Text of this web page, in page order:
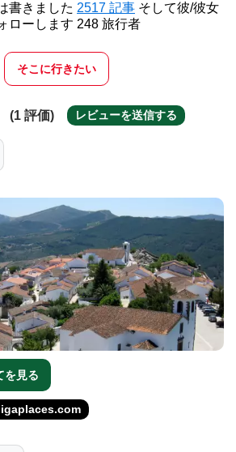
書きました 2517 記事 そして彼/彼女
ローします 248 旅行者
そこに行きたい
(1 評価) レビューを送信する
を見る